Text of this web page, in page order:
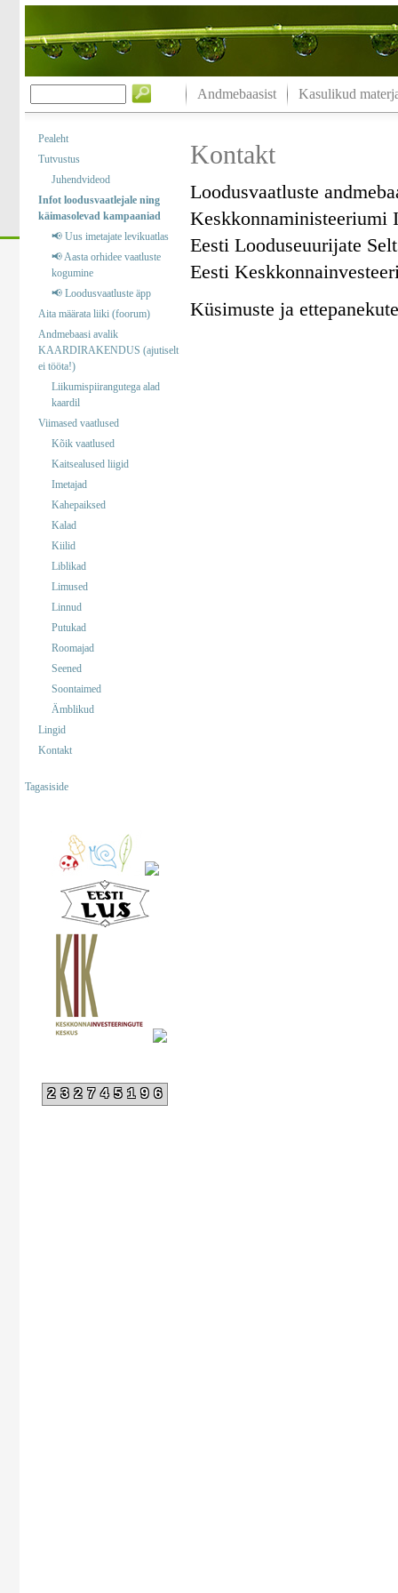
Andmebaasist Kasulikud
Pealeht
Tutvustus
Juhendvideod
Infot loodusvaatlejale ning
käimasolevad kampaaniad
📢 Uus imetajate levikuatlas
📢 Aasta orhidee vaatluste
kogumine
📢 Loodusvaatluste äpp
Aita määrata liiki (foorum)
Andmebaasi avalik
KAARDIRAKENDUS (ajutiselt
ei tööta!)
Liikumispiirangutega alad
kaardil
Viimased vaatlused
Kõik vaatlused
Kaitsealused liigid
Imetajad
Kahepaiksed
Kalad
Kiilid
Liblikad
Limused
Linnud
Putukad
Roomajad
Seened
Soontaimed
Ämblikud
Lingid
Kontakt
Tagasiside
232745196
Kontakt
Loodusvaatluste
Keskkonnaministeeriumi
Eesti Looduseuurijate
Eesti
Küsimuste ja